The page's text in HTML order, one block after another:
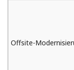
Offsite-